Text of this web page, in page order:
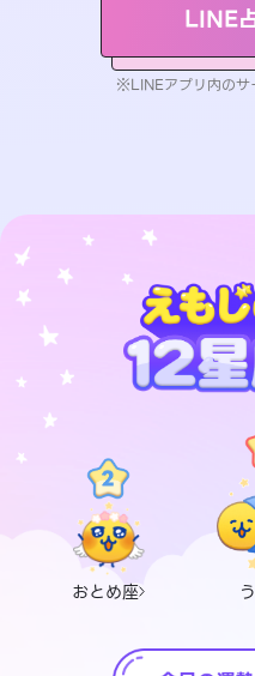
LINE
※LINEアプリ内のサ
おとめ座